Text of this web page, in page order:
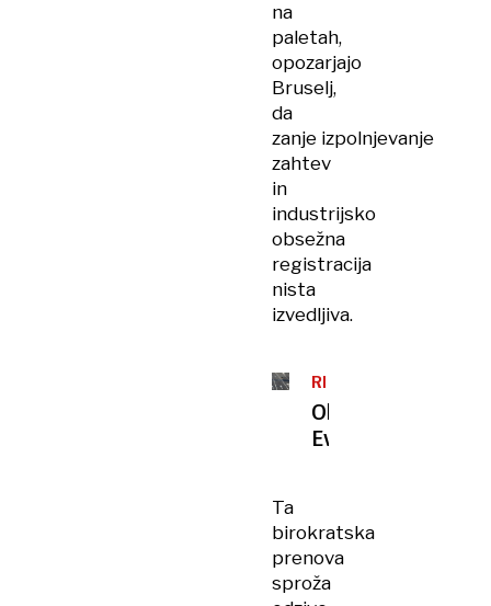
na
paletah,
opozarjajo
Bruselj,
da
zanje izpolnjevanje
zahtev
in
industrijsko
obsežna
registracija
nista
izvedljiva.
REGULACIJA
Okostenela
Evropa
Ta
birokratska
prenova
sproža